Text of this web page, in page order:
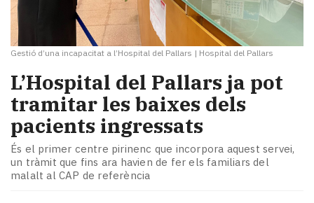
Gestió d’una incapacitat a l’Hospital del Pallars | Hospital del Pallars
L’Hospital del Pallars ja pot
tramitar les baixes dels
pacients ingressats
​​És el primer centre pirinenc que incorpora aquest servei,
un tràmit que fins ara havien de fer els familiars del
malalt al CAP de referència